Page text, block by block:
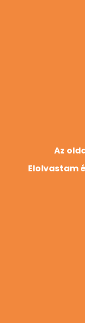
Az
Elolvastam